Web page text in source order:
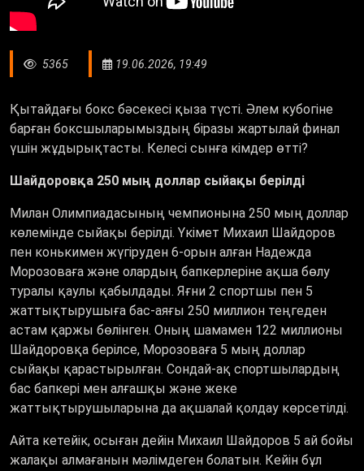
5365 19.06.2026, 19:49
Қытайдағы бокс бәсекесі қыза түсті. Әлем кубогіне
барған боксшыларымыздың біразы жартылай финал
үшін жұдырықтасты. Келесі сынға кімдер өтті?
Шайдоровқа 250 мың доллар сыйақы берілді
Милан Олимпиадасының чемпионына 250 мың доллар
көлемінде сыйақы берілді. Үкімет Михаил Шайдоров
пен конькимен жүгіруден 6-орын алған Надежда
Морозоваға және олардың бапкерлеріне ақша бөлу
туралы қаулы қабылдады. Яғни 2 спортшы пен 5
жаттықтырушыға бас-аяғы 250 миллион теңгеден
астам қаржы бөлінген. Оның шамамен 122 миллионы
Шайдоровқа берілсе, Морозоваға 5 мың доллар
сыйақы қарастырылған. Сондай-ақ спортшылардың
бас бапкері мен алғашқы және жеке
жаттықтырушыларына да ақшалай қолдау көрсетілді.
Айта кетейік, осыған дейін Михаил Шайдоров 5 ай бойы
жалақы алмағанын мәлімдеген болатын. Кейін бұл